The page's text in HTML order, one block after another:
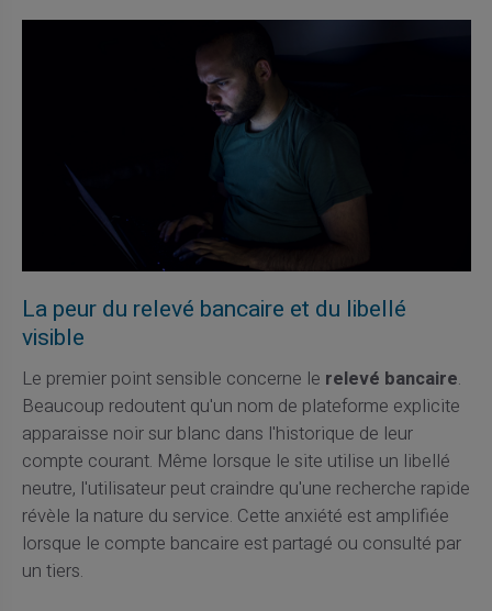
La peur du relevé bancaire et du libellé
visible
Le premier point sensible concerne le relevé bancaire.
Beaucoup redoutent qu'un nom de plateforme explicite
apparaisse noir sur blanc dans l'historique de leur
compte courant. Même lorsque le site utilise un libellé
neutre, l'utilisateur peut craindre qu'une recherche rapide
révèle la nature du service. Cette anxiété est amplifiée
lorsque le compte bancaire est partagé ou consulté par
un tiers.